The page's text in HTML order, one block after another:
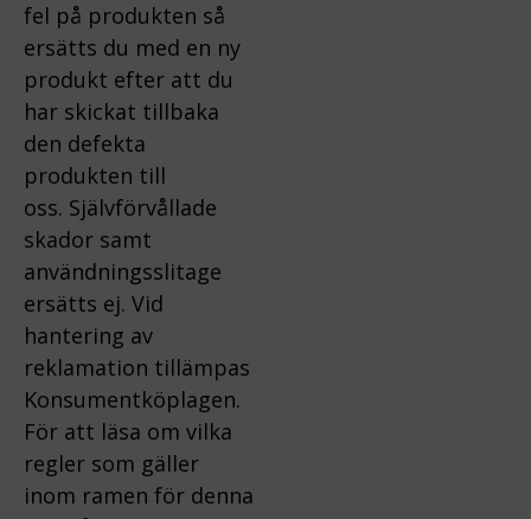
fel på produkten så
ersätts du med en ny
produkt efter att du
har skickat tillbaka
den defekta
produkten till
oss. Självförvållade
skador samt
användningsslitage
ersätts ej. Vid
hantering av
reklamation tillämpas
Konsumentköplagen.
För att läsa om vilka
regler som gäller
inom ramen för denna